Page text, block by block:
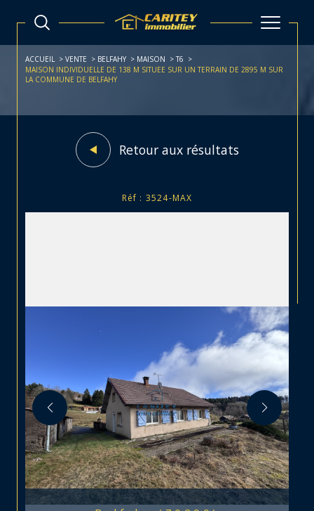
ACCUEIL VENTE BELFAHY MAISON
T6
MAISON INDIVIDUELLE DE 138 M SITUEE SUR UN TERRAIN DE 2895 M SUR
LA COMMUNE DE BELFAHY
Retour aux résultats
Réf : 3524-MAX